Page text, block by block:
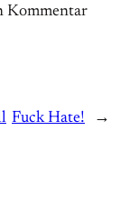
Kommentar
Fuck Hate! →